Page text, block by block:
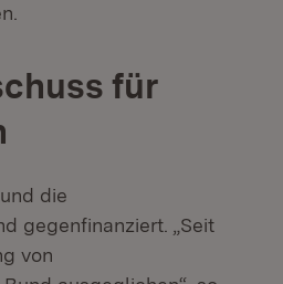
für
die
gegenfinanziert. „Seit
von